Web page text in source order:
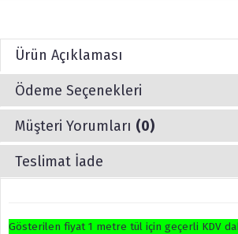
Ürün Açıklaması
Ödeme Seçenekleri
Müşteri Yorumları (0)
Teslimat İade
Gösterilen fiyat 1 metre tül için geçerli KDV